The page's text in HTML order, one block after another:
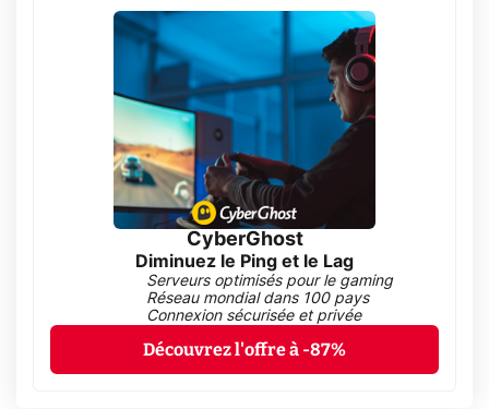
CyberGhost
Diminuez le Ping et le Lag
Serveurs optimisés pour le gaming
Réseau mondial dans 100 pays
Connexion sécurisée et privée
Découvrez l'offre à -87%